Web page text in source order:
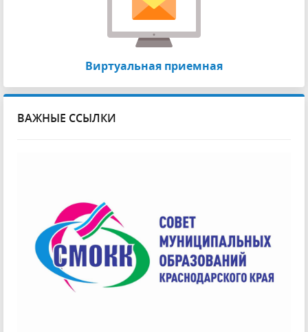
Виртуальная приемная
ВАЖНЫЕ ССЫЛКИ